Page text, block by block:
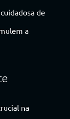
de
a
na